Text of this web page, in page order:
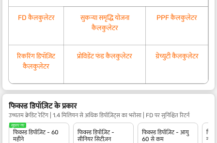
FD कैलकुलेटर
सुकन्या समृद्धि योजना
कैलकुलेटर
PPF कैलकुलेटर
रिकरिंग डिपॉज़िट
कैलकुलेटर
प्रोविडेंट फंड कैलकुलेटर ग्रेच्युटी कैलकुलेटर
फिक्स्ड डिपॉज़िट के प्रकार
उच्चतम क्रेडिट रेटिंग | 1.4 मिलियन से अधिक डिपॉज़िट्स का भरोसा | FD पर सुनिश्चित रिटर्न
सुझाए गए
फिक्स्ड डिपॉज़िट - 60
महीने
फिक्स्ड डिपॉज़िट -
सीनियर सिटीज़न
फिक्स्ड डिपॉज़िट - आयु
60 से कम